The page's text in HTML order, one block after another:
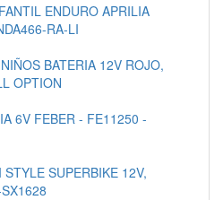
ENDURO APRILIA
RA-LI
BATERIA 12V ROJO,
OPTION
6V FEBER - FE11250 -
SUPERBIKE 12V,